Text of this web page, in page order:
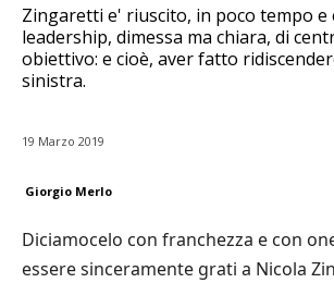
Zingaretti e' riuscito, in poco tempo e
leadership, dimessa ma chiara, di
obiettivo: e cioè, aver fatto
sinistra.
19 Marzo 2019
Giorgio Merlo
Diciamocelo con franchezza e con
essere sinceramente grati a Nicola